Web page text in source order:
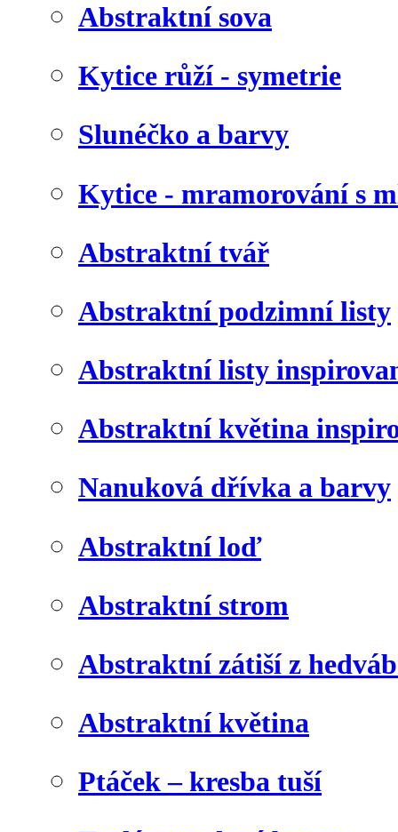
Abstraktní sova
Kytice růží - symetrie
Slunéčko a barvy
Kytice - mramorování s
Abstraktní tvář
Abstraktní podzimní listy
Abstraktní listy
Abstraktní květina
Nanuková dřívka a barvy
Abstraktní loď
Abstraktní strom
Abstraktní zátiší z
Abstraktní květina
Ptáček – kresba tuší